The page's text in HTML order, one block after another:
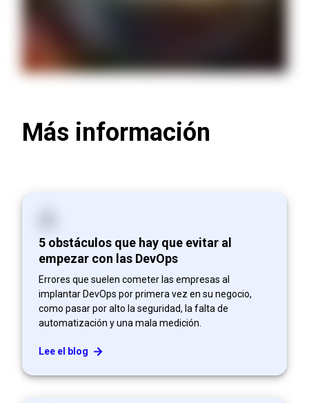
Más información
5 obstáculos que hay que evitar al
empezar con las DevOps
Errores que suelen cometer las empresas al
implantar DevOps por primera vez en su negocio,
como pasar por alto la seguridad, la falta de
automatización y una mala medición.
Lee el blog